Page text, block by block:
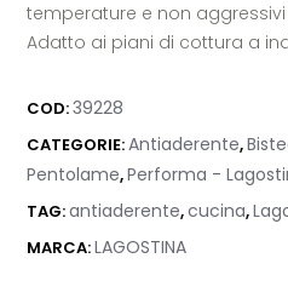
temperature e non aggressivi
Adatto ai piani di cottura a
COD:39228
CATEGORIE:Antiaderente,
Pentolame,Performa -
TAG:antiaderente,cucina,
MARCA:LAGOSTINA